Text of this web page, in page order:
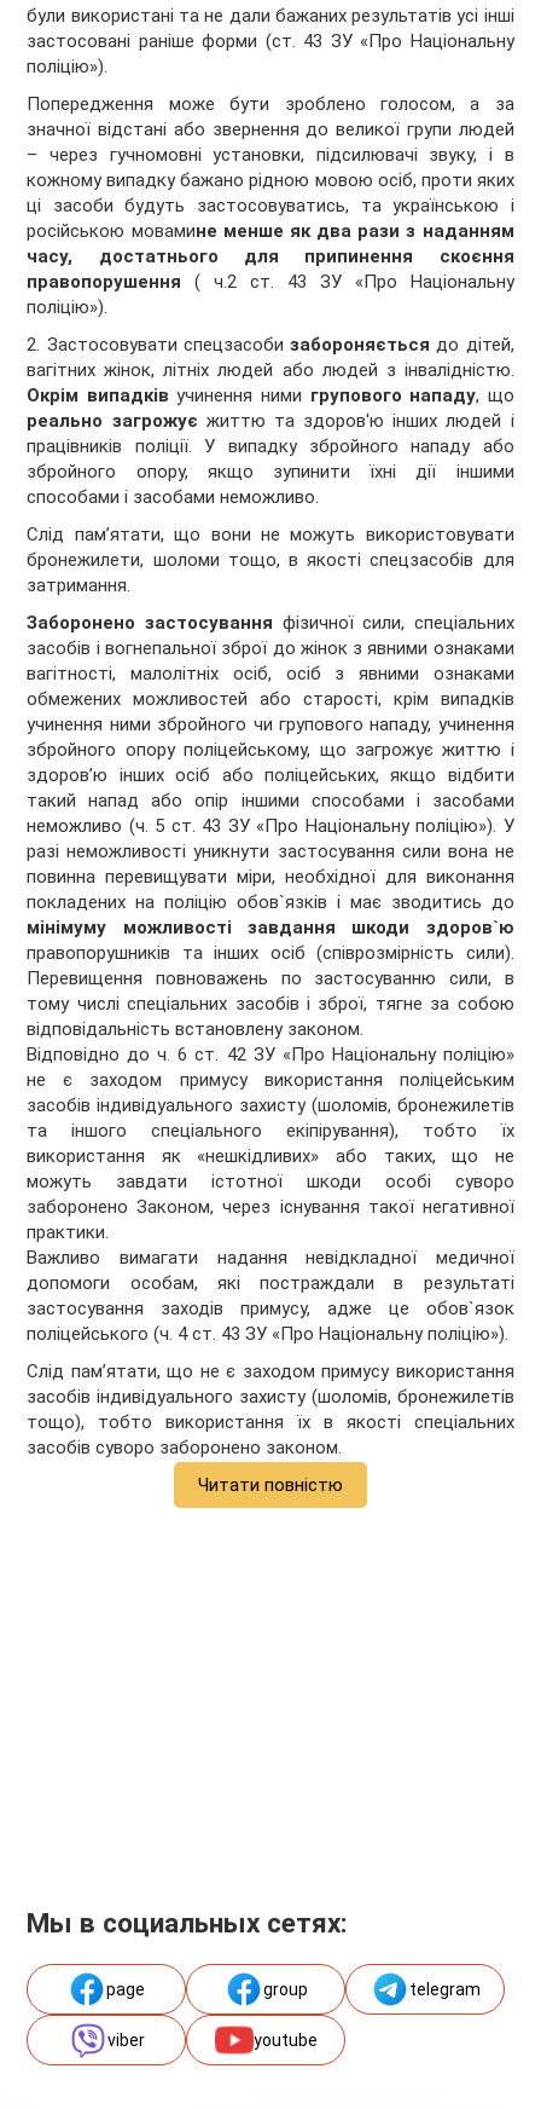
були використані та не дали бажаних результатів усі інші
застосовані раніше форми (ст. 43 ЗУ «Про Національну
поліцію»).
Попередження може бути зроблено голосом, а за
значної відстані або звернення до великої групи людей
– через гучномовні установки, підсилювачі звуку, і в
кожному випадку бажано рідною мовою осіб, проти яких
ці засоби будуть застосовуватись, та українською і
російською мовамине менше як два рази з наданням
часу, достатнього для припинення скоєння
правопорушення ( ч.2 ст. 43 ЗУ «Про Національну
поліцію»).
2. Застосовувати спецзасобизабороняєтьсядо дітей,
вагітних жінок, літніх людей або людей з інвалідністю.
Окрім випадків учинення ними групового нападу, що
реально загрожує життю та здоров'ю інших людей і
працівників поліції. У випадку збройного нападу або
збройного опору, якщо зупинити їхні дії іншими
способами і засобами неможливо.
Слід пам’ятати, що вони не можуть використовувати
бронежилети, шоломи тощо, в якості спецзасобів для
затримання.
Заборонено застосування фізичної сили, спеціальних
засобів і вогнепальної зброї до жінок з явними ознаками
вагітності, малолітніх осіб, осіб з явними ознаками
обмежених можливостей або старості, крім випадків
учинення ними збройного чи групового нападу, учинення
збройного опору поліцейському, що загрожує життю і
здоров’ю інших осіб або поліцейських, якщо відбити
такий напад або опір іншими способами і засобами
неможливо (ч. 5 ст. 43 ЗУ «Про Національну поліцію»). У
разі неможливості уникнути застосування сили вона не
повинна перевищувати міри, необхідної для виконання
покладених на поліцію обов`язків і має зводитись до
мінімуму можливості завдання шкоди здоров`ю
правопорушників та інших осіб (співрозмірність сили).
Перевищення повноважень по застосуванню сили, в
тому числі спеціальних засобів і зброї, тягне за собою
відповідальність встановлену законом.
Відповідно до ч. 6 ст. 42 ЗУ «Про Національну поліцію»
не є заходом примусу використання поліцейським
засобів індивідуального захисту (шоломів, бронежилетів
та іншого спеціального екіпірування), тобто їх
використання як «нешкідливих» або таких, що не
можуть завдати істотної шкоди особі суворо
заборонено Законом, через існування такої негативної
практики.
Важливо вимагати надання невідкладної медичної
допомоги особам, які постраждали в результаті
застосування заходів примусу, адже це обов`язок
поліцейського (ч. 4 ст. 43 ЗУ «Про Національну поліцію»).
Слід пам’ятати, що не є заходом примусу використання
засобів індивідуального захисту (шоломів, бронежилетів
тощо), тобто використання їх в якості спеціальних
засобів суворо заборонено законом.
Читати повністю
Мы в социальных сетях:
page group telegram
viber youtube